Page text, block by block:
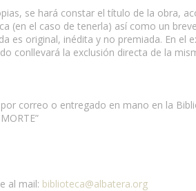
se hará constar el título de la obra,
(en el caso de tenerla) así como un
es original, inédita y no premiada. En
conllevará la exclusión directa de la
correo o entregado en mano en la
al mail: biblioteca@albatera.org